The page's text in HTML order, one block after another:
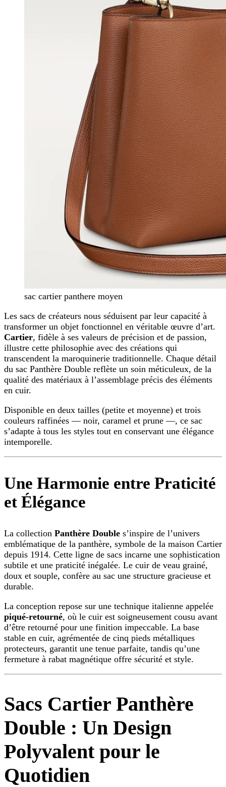
sac cartier panthere moyen
Les sacs de créateurs nous séduisent par leur capacité à
transformer un objet fonctionnel en véritable œuvre d’art.
Cartier, fidèle à ses valeurs de précision et de passion,
illustre cette philosophie avec des créations qui
transcendent la maroquinerie traditionnelle. Chaque détail
du sac Panthère Double reflète un soin méticuleux, de la
qualité des matériaux à l’assemblage précis des éléments
en cuir.
Disponible en deux tailles (petite et moyenne) et trois
couleurs raffinées — noir, caramel et prune —, ce sac
s’adapte à tous les styles tout en conservant une élégance
intemporelle.
Une Harmonie entre Praticité
et Élégance
La collection Panthère Double s’inspire de l’univers
emblématique de la panthère, symbole de la maison Cartier
depuis 1914. Cette ligne de sacs incarne une sophistication
subtile et une praticité inégalée. Le cuir de veau grainé,
doux et souple, confère au sac une structure gracieuse et
durable.
La conception repose sur une technique italienne appelée
piqué-retourné, où le cuir est soigneusement cousu avant
d’être retourné pour une finition impeccable. La base
stable en cuir, agrémentée de cinq pieds métalliques
protecteurs, garantit une tenue parfaite, tandis qu’une
fermeture à rabat magnétique offre sécurité et style.
Sacs Cartier Panthère
Double : Un Design
Polyvalent pour le
Quotidien